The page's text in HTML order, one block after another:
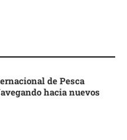
de Pesca
hacia nuevos